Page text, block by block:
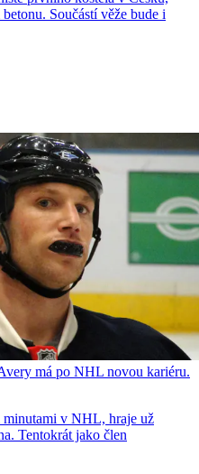
Součástí věže bude i
má po NHL novou kariéru.
minutami v NHL, hraje už
Tentokrát jako člen